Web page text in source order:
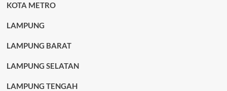
KOTA METRO
LAMPUNG
LAMPUNG BARAT
LAMPUNG SELATAN
LAMPUNG TENGAH